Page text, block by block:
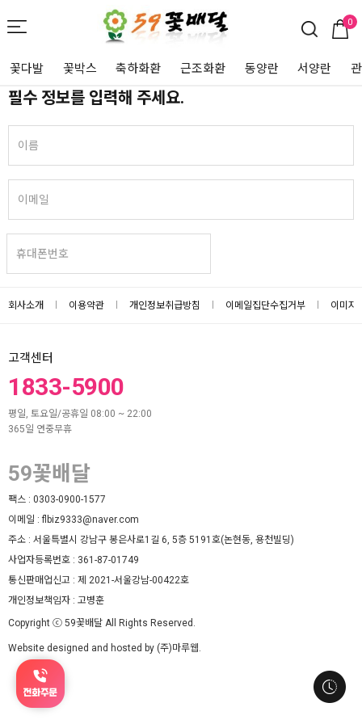
0
꽃다발 꽃박스 축하화환 근조화환 동양란 서양란
필수 정보를 입력해 주세요.
회사소개 이용약관 개인정보취급방침 이메일집단수집거부 이미지
고객센터
1833-5900
평일, 토요일/공휴일 08:00 ~ 22:00
365일 연중무휴
59꽃배달
팩스 : 0303-0900-1577
이메일 :flbiz9333@naver.com
주소 : 서울특별시 강남구 봉은사로1길 6, 5층 5191호(논현동, 용천빌딩)
사업자등록번호 : 361-87-01749
통신판매업신고 : 제 2021-서울강남-00422호
개인정보책임자 : 고병훈
Copyright ⓒ 59꽃배달 All Rights Reserved.
Website designed and hosted by (주)마루웹.